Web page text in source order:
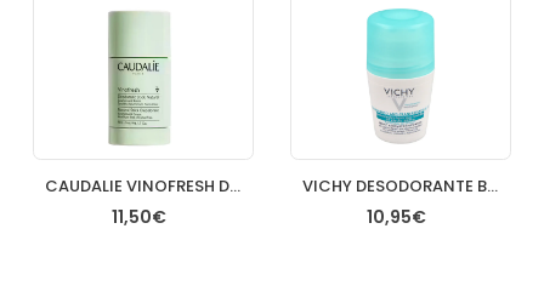
Añadir
CAUDALIE VINOFRESH DESODORANTE STICK NATURAL 50GR
11,50€
VICHY DESODORANTE BOLA SIN MARCAS 50 ML
10,95€